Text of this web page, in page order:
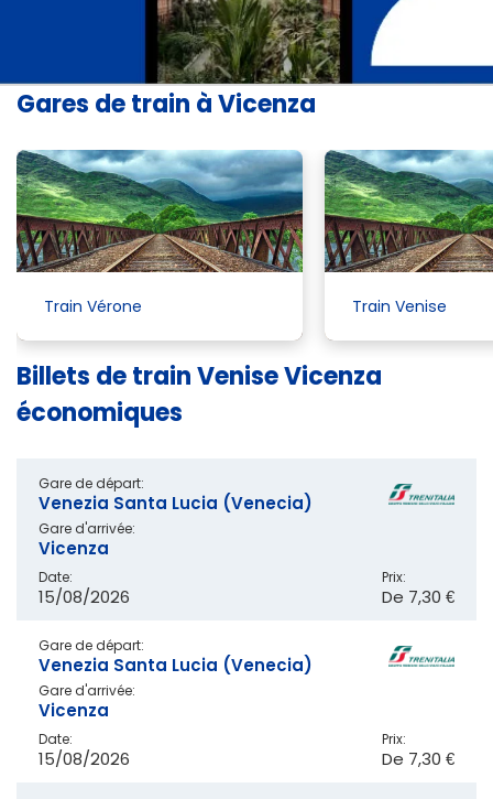
Gares de train à Vicenza
Train Vérone Train Venise
Billets de train Venise Vicenza
économiques
Gare de départ:
Venezia Santa Lucia (Venecia)
Gare d'arrivée:
Vicenza
Date:
15/08/2026
Prix:
De 7,30 €
Gare de départ:
Venezia Santa Lucia (Venecia)
Gare d'arrivée:
Vicenza
Date:
15/08/2026
Prix:
De 7,30 €